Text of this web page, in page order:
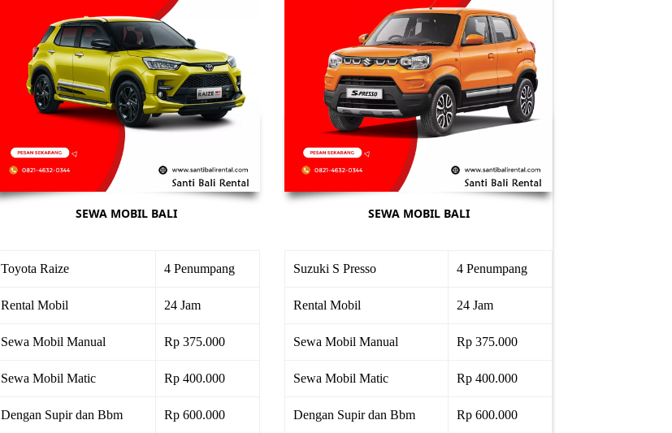
SEWA MOBIL BALI
Toyota Raize 4 Penumpang
Rental Mobil 24 Jam
Sewa Mobil Manual Rp 375.000
Sewa Mobil Matic Rp 400.000
Dengan Supir dan Bbm Rp 600.000
SEWA MOBIL BALI
Suzuki S Presso 4 Penumpang
Rental Mobil 24 Jam
Sewa Mobil Manual Rp 375.000
Sewa Mobil Matic Rp 400.000
Dengan Supir dan Bbm Rp 600.000